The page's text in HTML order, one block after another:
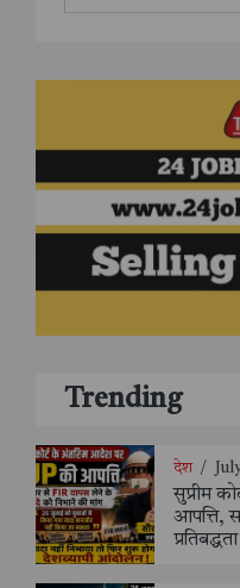
Trending
देश /
सुप्रीम
आपत्ति,